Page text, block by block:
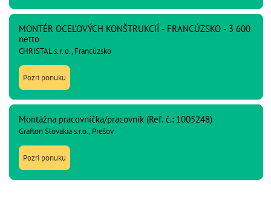
MONTÉR OCEĽOVÝCH KONŠTRUKCIÍ - FRANCÚZSKO - 3 600
netto
CHRISTAL s. r. o., Francúzsko
Pozri ponuku
Montážna pracovníčka/pracovník (Ref. č.: 1005248)
Grafton Slovakia s.r.o., Prešov
Pozri ponuku